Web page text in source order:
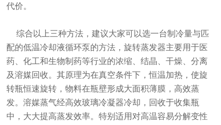
代价。
综合以上三种方法，建议大家可以选一台制冷量与匹
配的低温冷却液循环泵的方法，旋转蒸发器主要用于医
药、化工和生物制药等行业的浓缩、结晶、干燥、分离
及溶媒回收。其原理为在真空条件下，恒温加热，使旋
转瓶恒速旋转，物料在瓶壁形成大面积薄膜，高效蒸
发。溶媒蒸气经高效玻璃冷凝器冷却，回收于收集瓶
中，大大提高蒸发效率。特别适用对高温容易分解变性